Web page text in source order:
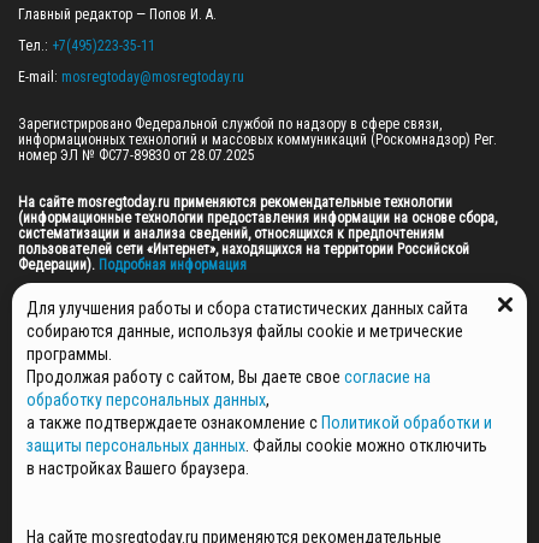
Главный редактор — Попов И. А.
Тел.: +7(495)223-35-11
E-mail: mosregtoday@mosregtoday.ru
Зарегистрировано Федеральной службой по надзору в сфере связи,
информационных технологий и массовых коммуникаций (Роскомнадзор) Рег.
номер ЭЛ № ФС77-89830 от 28.07.2025
На сайте mosregtoday.ru применяются рекомендательные технологии
(информационные технологии предоставления информации на основе сбора,
систематизации и анализа сведений, относящихся к предпочтениям
пользователей сети «Интернет», находящихся на территории Российской
Федерации). Подробная информация
© 2026 ПРАВА НА ВСЕ МАТЕРИАЛЫ САЙТА ПРИНАДЛЕЖАТ ГАУ МО "ЦИФРОВЫЕ
МЕДИА" (ОГРН: 1255000059467).
ПОЛИТИКА ОБРАБОТКИ И ЗАЩИТЫ ПЕРСОНАЛЬНЫХ ДАННЫХ
НОВОСТИ
ГАЗЕТЫ
РЕКЛАМОДАТЕЛЯМ
Для улучшения работы и сбора статистических данных сайта
собираются данные, используя файлы cookie и метрические
программы.
Продолжая работу с сайтом, Вы даете свое согласие на
обработку персональных данных,
а также подтверждаете ознакомление с Политикой обработки и
защиты персональных данных . Файлы cookie можно отключить
в настройках Вашего браузера.
На сайте mosregtoday.ru применяются рекомендательные